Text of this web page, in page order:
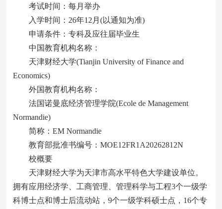
考试时间：每月举办
入学时间：26年12月(以通知为准)
申请条件：专科及应往届毕业生
中国教育机构名称：
天津财经大学(Tianjin University of Finance and
Economics)
外国教育机构名称：
法国诺曼底经济管理学院(Ecole de Management
Normandie)
简称：EM Normandie
教育部批准书编号：MOE12FR1A20262812N
校概要
天津财经大学为天津市高水平特色大学建设单位。
拥有应用经济学、工商管理、管理科学与工程3个一级学
科博士点和博士后流动站，9个一级学科硕士点，16个专